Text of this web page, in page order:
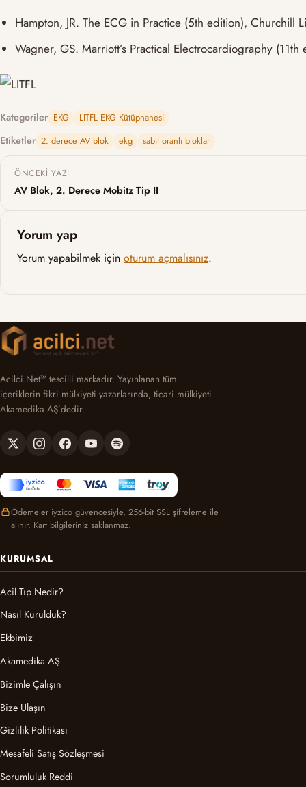
Hampton, JR. The ECG in Practice (5th edition), Churchill
Wagner, GS. Marriott’s Practical Electrocardiography
Kategoriler EKG LITFL EKG Kütüphanesi
Etiketler 2. derece AV blok ekg sabit oranlı bloklar
Yazı gezinmesi
ÖNCEKI YAZI
AV Blok, 2. Derece Mobitz Tip II
Yorum yap
Yorum yapabilmek için oturum açmalısınız.
Acilci.Net™ tescilli markadır. Yayınlanan tüm
içeriklerin fikri mülkiyeti yazarlarında, ticari mülkiyeti
Akamedika AŞ’dedir.
Ödemeler iyzico güvencesiyle, 256-bit SSL şifreleme ile
alınır. Kart bilgileriniz saklanmaz.
KURUMSAL
Acil Tıp Nedir?
Nasıl Kurulduk?
Ekbimiz
Akamedika AŞ
Bizimle Çalışın
Bize Ulaşın
Gizlilik Politikası
Mesafeli Satış Sözleşmesi
Sorumluluk Reddi